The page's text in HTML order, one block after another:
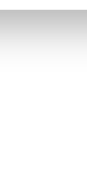
Abschnitt